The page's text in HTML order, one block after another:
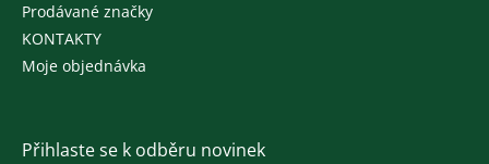
Prodávané značky
KONTAKTY
Moje objednávka
Přihlaste se k odběru novinek